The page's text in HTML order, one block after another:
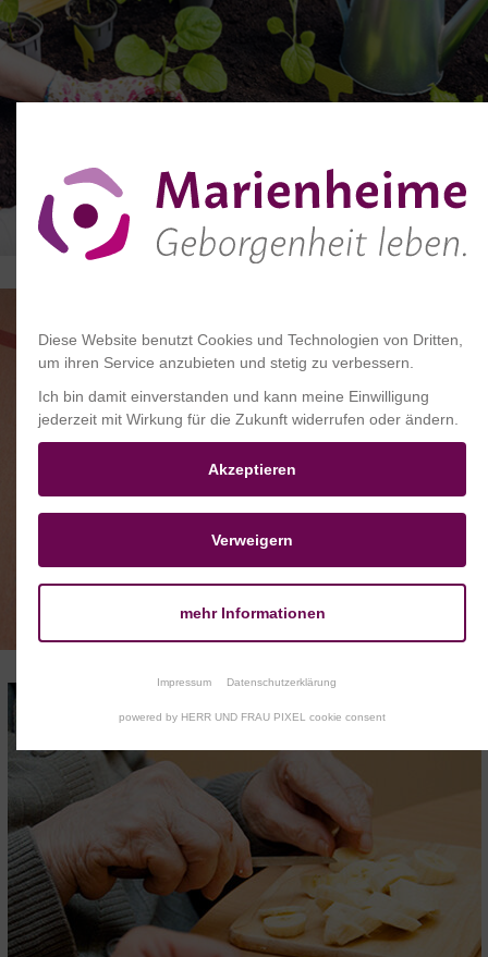
Diese Website benutzt Cookies und Technologien von Dritten,
um ihren Service anzubieten und stetig zu verbessern.
Ich bin damit einverstanden und kann meine Einwilligung
jederzeit mit Wirkung für die Zukunft widerrufen oder ändern.
Akzeptieren
Verweigern
mehr Informationen
Impressum Datenschutzerklärung
powered by HERR UND FRAU PIXEL cookie consent